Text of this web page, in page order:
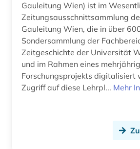
Gauleitung Wien) ist im
Zeitungsausschnittsammlung
Gauleitung Wien, die in über
Sondersammlung der
Zeitgeschichte der Universität
und im Rahmen eines
Forschungsprojekts digitalisiert
Zugriff auf diese Lehrpl... Mehr